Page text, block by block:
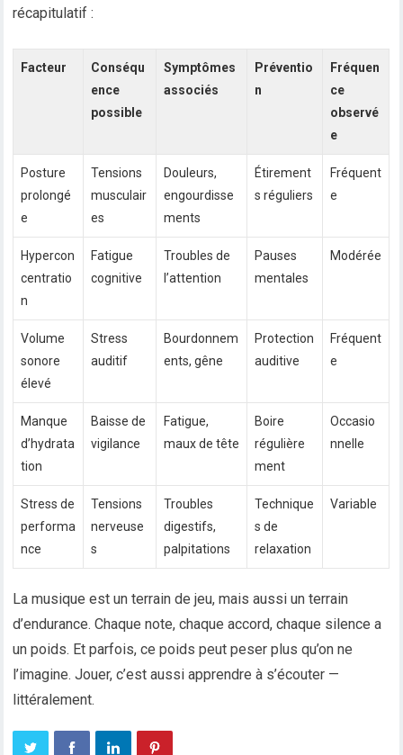
récapitulatif :
Facteur
Conséqu
ence
possible
Symptômes
associés
Préventio
n
Fréquen
ce
observé
e
Posture
prolongé
e
Tensions
musculair
es
Douleurs,
engourdisse
ments
Étirement
s réguliers
Fréquent
e
Hypercon
centratio
n
Fatigue
cognitive
Troubles de
l’attention
Pauses
mentales
Modérée
Volume
sonore
élevé
Stress
auditif
Bourdonnem
ents, gêne
Protection
auditive
Fréquent
e
Manque
d’hydrata
tion
Baisse de
vigilance
Fatigue,
maux de tête
Boire
régulière
ment
Occasio
nnelle
Stress de
performa
nce
Tensions
nerveuse
s
Troubles
digestifs,
palpitations
Technique
s de
relaxation
Variable
La musique est un terrain de jeu, mais aussi un terrain
d’endurance. Chaque note, chaque accord, chaque silence a
un poids. Et parfois, ce poids peut peser plus qu’on ne
l’imagine. Jouer, c’est aussi apprendre à s’écouter —
littéralement.